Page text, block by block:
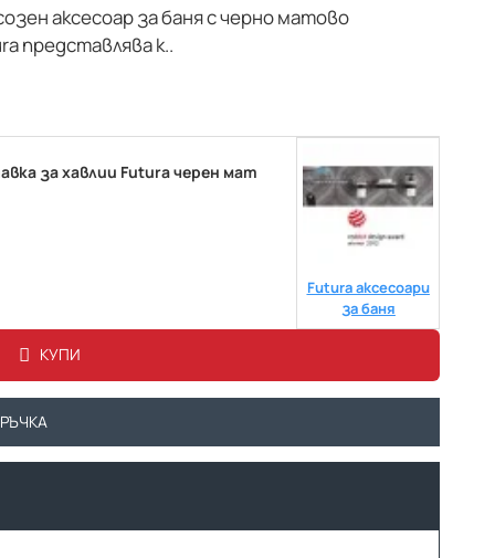
аксесоар за баня с черно матово
представлява к..
за хавлии Futura черен мат
Futura аксесоари
за баня
КУПИ